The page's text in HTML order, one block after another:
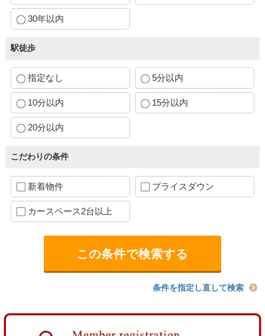
30年以内
駅徒歩
指定なし 5分以内
10分以内 15分以内
20分以内
こだわりの条件
新着物件 プライスダウン
カースペース2台以上
条件を指定し直して検索